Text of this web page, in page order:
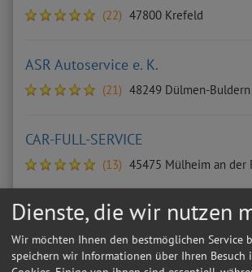
(22) 47800 Krefeld
ASR Autoservice e. K.
(21) 48249 Dülmen-Buldern
CAR-FULL-SERVICE
(13) 45475 Mülheim an der
Kfz Meisterbetrieb Helge Richter
(13) 47138 Duisburg
Dienste, die wir nutzen
Wir möchten Ihnen den bestmöglichen Service
speichern wir Informationen über Ihren Besuch